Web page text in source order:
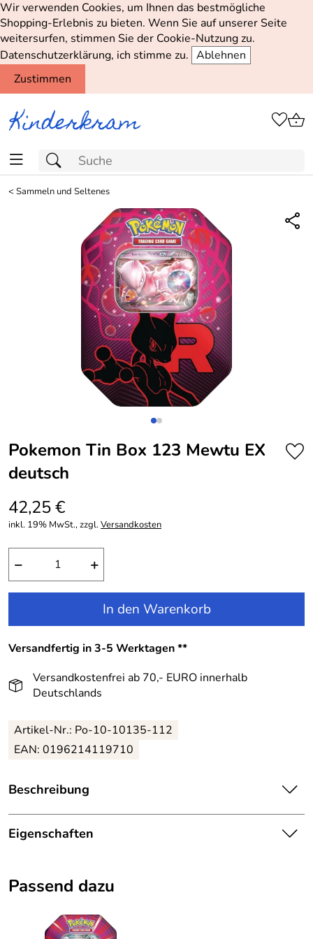
Wir verwenden Cookies, um Ihnen das bestmögliche
Shopping-Erlebnis zu bieten. Wenn Sie auf unserer Seite
weitersurfen, stimmen Sie der Cookie-Nutzung zu.
Datenschutzerklärung, ich stimme zu. Ablehnen
Zustimmen
<Sammeln und Seltenes
Pokemon Tin Box 123 Mewtu EX
deutsch
42,25 €
inkl. 19% MwSt., zzgl.Versandkosten
− +
In den Warenkorb
Versandfertig in 3-5 Werktagen **
Versandkostenfrei ab 70,- EURO innerhalb
Deutschlands
Artikel-Nr.: Po-10-10135-112
EAN: 0196214119710
Beschreibung
Pokemon Tin Box 123 Mewtu EX deutsch:
Die Pokemon Tin Box 123 Mewtu EX deutsch hat
4 Pokemon Booster-Packs mit jeweils 10 Karten
1 Code-Karte für das Pokemon-Sammelkartenspiel-
Eigenschaften
Farbe:
Mehrfarbig
Spielalter:
6+
Passend dazu